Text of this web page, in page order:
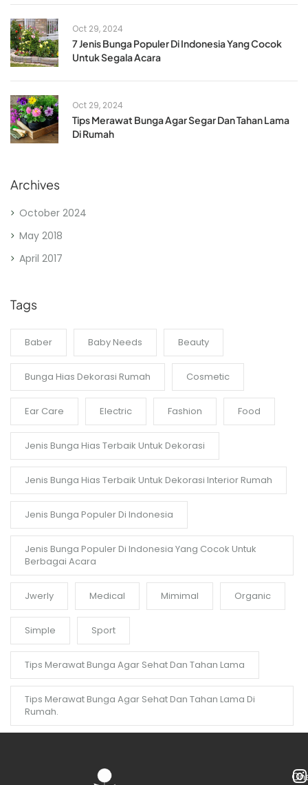
Oct 29, 2024
7 Jenis Bunga Populer Di Indonesia Yang Cocok
Untuk Segala Acara
Oct 29, 2024
Tips Merawat Bunga Agar Segar Dan Tahan Lama
Di Rumah
Archives
October 2024
May 2018
April 2017
Tags
Baber Baby Needs Beauty
Bunga Hias Dekorasi Rumah Cosmetic
Ear Care Electric Fashion Food
Jenis Bunga Hias Terbaik Untuk Dekorasi
Jenis Bunga Hias Terbaik Untuk Dekorasi Interior Rumah
Jenis Bunga Populer Di Indonesia
Jenis Bunga Populer Di Indonesia Yang Cocok Untuk
Berbagai Acara
Jwerly Medical Mimimal Organic
Simple Sport
Tips Merawat Bunga Agar Sehat Dan Tahan Lama
Tips Merawat Bunga Agar Sehat Dan Tahan Lama Di
Rumah.